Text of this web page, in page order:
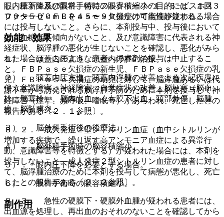
し、糖新生系の異常、特にフルクトース−１，６−ビスホス
ファターゼ＜ＦＢＰａｓｅ＞欠損症の可能性が疑われる場合
には投与しないこと。さらに、本剤投与中、投与後において
は、血糖低下傾向がないこと、及び意識障害に代表される神
経症状、脳浮腫の悪化が生じないことを確認し、悪化がみら
れた場合は、このような患者への本剤の投与は中止するこ
と。ＦＢＰａｓｅ欠損症の新生児、ＦＢＰａｓｅ欠損症の乳
児、ＦＢＰａｓｅ欠損症の幼児に対して、脳浮腫あるいは代
謝不全から誘発される脳浮腫予防のために本剤を投与して神
経障害（痙攣、頻呼吸、嗜眠等）があらわれ、死亡したとの
報告がある〔２．１参照〕。
８．２． 成人発症２型シトルリン血症（血中シトルリンが
増加する疾病で、繰り返す高アンモニア血症による異常行
動、意識障害等を特徴とする）が疑われた場合には、本剤を
投与しないこと。成人発症２型シトルリン血症の患者に対し
て、脳浮腫治療のために本剤を投与して病態が悪化し、死亡
したとの報告がある〔２．２参照〕。
８．３． 急性の硬膜下・硬膜外血腫が疑われる患者には、
出血源を処理し、再出血のおそれのないことを確認してから
眼内圧下降及び眼科手術時の眼容積縮小の目的には、１回３
００〜５００ｍＬを４５〜９０分かけて点滴静注する。
効能・効果
１）． 頭蓋内圧亢進、頭蓋内浮腫の治療。
２）． 頭蓋内圧亢進、頭蓋内浮腫の改善による次記疾患に
伴う意識障害、神経障害、自覚症状の改善：脳梗塞（脳血
栓、脳塞栓）、脳内出血、くも膜下出血、頭部外傷、脳腫
瘍、脳髄膜炎。
３）． 脳外科手術後の後療法。
４）． 脳外科手術時の脳容積縮小。
５）． 眼内圧下降を必要とする場合。
６）． 眼科手術時の眼容積縮小。
副作用